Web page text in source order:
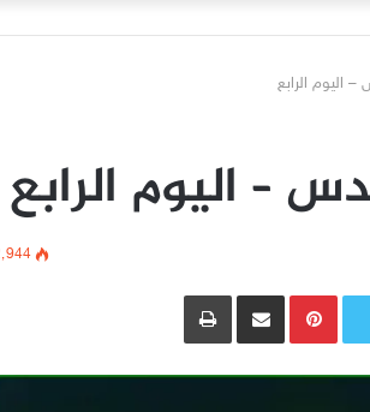
اليوم الرابع
– اليوم الرابع
Pinterestمشاركة عبر البريد طباعة